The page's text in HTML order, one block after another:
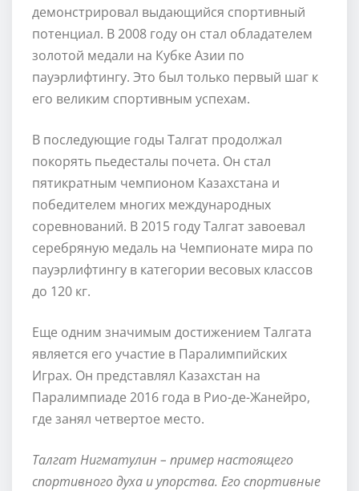
демонстрировал выдающийся спортивный
потенциал. В 2008 году он стал обладателем
золотой медали на Кубке Азии по
пауэрлифтингу. Это был только первый шаг к
его великим спортивным успехам.
В последующие годы Талгат продолжал
покорять пьедесталы почета. Он стал
пятикратным чемпионом Казахстана и
победителем многих международных
соревнований. В 2015 году Талгат завоевал
серебряную медаль на Чемпионате мира по
пауэрлифтингу в категории весовых классов
до 120 кг.
Еще одним значимым достижением Талгата
является его участие в Паралимпийских
Играх. Он представлял Казахстан на
Паралимпиаде 2016 года в Рио-де-Жанейро,
где занял четвертое место.
Талгат Нигматулин – пример настоящего
спортивного духа и упорства. Его спортивные